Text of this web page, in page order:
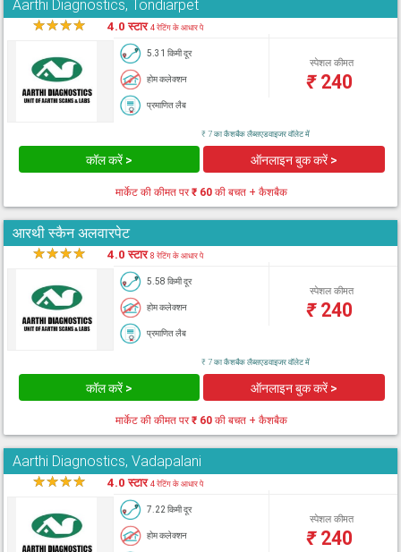
Aarthi Diagnostics, Tondiarpet
★★★★ 4.0 स्टार4 रेटिंग के आधार पे
5.31 किमी दूर
होम कलेक्शन
प्रमाणित लैब
स्पेशल कीमत
₹240
₹ 7 का कैशबैक लैब्सएडवाइजर वॉलेट में
कॉल करें > ऑनलाइन बुक करें >
मार्केट की कीमत पर₹ 60 की बचत + कैशबैक
आरथी स्कैन अलवारपेट
★★★★ 4.0 स्टार8 रेटिंग के आधार पे
5.58 किमी दूर
होम कलेक्शन
प्रमाणित लैब
स्पेशल कीमत
₹240
₹ 7 का कैशबैक लैब्सएडवाइजर वॉलेट में
कॉल करें > ऑनलाइन बुक करें >
मार्केट की कीमत पर₹ 60 की बचत + कैशबैक
Aarthi Diagnostics, Vadapalani
★★★★ 4.0 स्टार4 रेटिंग के आधार पे
7.22 किमी दूर
होम कलेक्शन
स्पेशल कीमत
₹240